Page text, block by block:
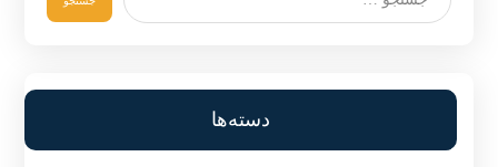
دسته‌ها